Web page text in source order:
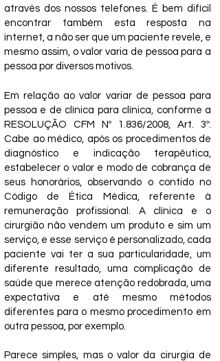
através dos nossos telefones. É bem difícil
encontrar também esta resposta na
internet, a não ser que um paciente revele, e
mesmo assim, o valor varia de pessoa para a
pessoa por diversos motivos.
Em relação ao valor variar de pessoa para
pessoa e de clínica para clínica, conforme a
RESOLUÇÃO CFM Nº 1.836/2008, Art. 3º:
Cabe ao médico, após os procedimentos de
diagnóstico e indicação terapêutica,
estabelecer o valor e modo de cobrança de
seus honorários, observando o contido no
Código de Ética Médica, referente à
remuneração profissional. A clínica e o
cirurgião não vendem um produto e sim um
serviço, e esse serviço é personalizado, cada
paciente vai ter a sua particularidade, um
diferente resultado, uma complicação de
saúde que merece atenção redobrada, uma
expectativa e até mesmo métodos
diferentes para o mesmo procedimento em
outra pessoa, por exemplo.
Parece simples, mas o valor da cirurgia de